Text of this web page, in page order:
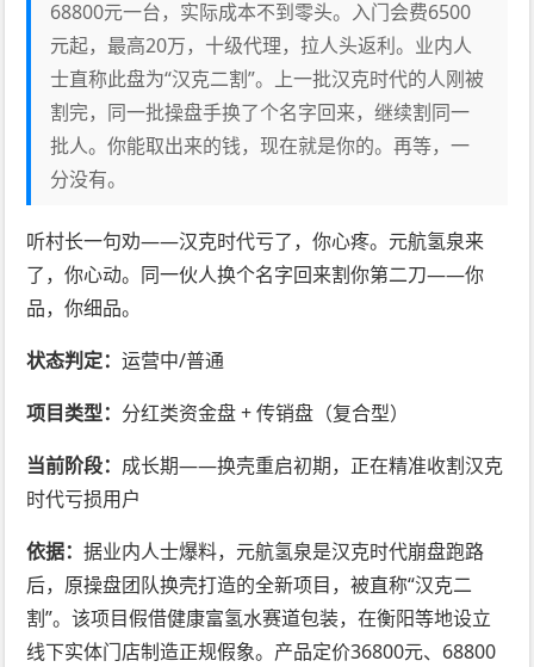
68800元一台，实际成本不到零头。入门会费6500
元起，最高20万，十级代理，拉人头返利。业内人
士直称此盘为“汉克二割”。上一批汉克时代的人刚被
割完，同一批操盘手换了个名字回来，继续割同一
批人。你能取出来的钱，现在就是你的。再等，一
分没有。
听村长一句劝——汉克时代亏了，你心疼。元航氢泉来
了，你心动。同一伙人换个名字回来割你第二刀——你
品，你细品。
状态判定：运营中/普通
项目类型： 分红类资金盘 + 传销盘（复合型）
当前阶段： 成长期——换壳重启初期，正在精准收割汉克
时代亏损用户
依据：据业内人士爆料，元航氢泉是汉克时代崩盘跑路
后，原操盘团队换壳打造的全新项目，被直称“汉克二
割”。该项目假借健康富氢水赛道包装，在衡阳等地设立
线下实体门店制造正规假象。产品定价36800元、68800